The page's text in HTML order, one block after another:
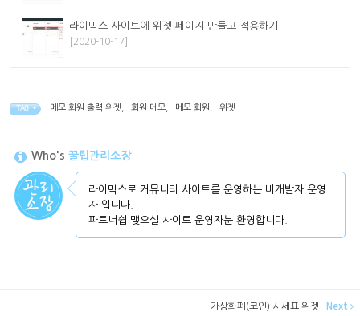
라이믹스 사이트에 위젯 페이지 만들고 적용하기
[2020-10-17]
TAG • 메모 회원 출력 위젯 회원 메모 메모 회원 위젯
Who's 꿀팁관리소장
라이믹스로 커뮤니티 사이트를 운영하는 비개발자 운영
자 입니다.
파트너쉽 맺으실 사이트 운영자분 환영합니다.
가상화폐(코인) 시세표 위젯 Next